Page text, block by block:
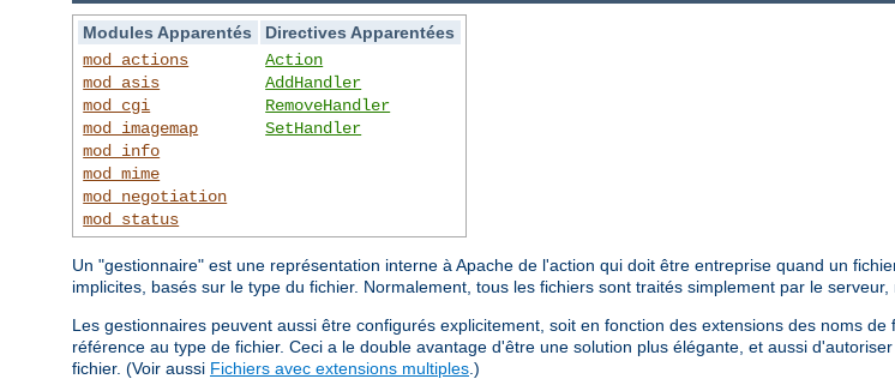
Modules Apparentés
Directives Apparentées
mod_actions
mod_asis
mod_cgi
mod_imagemap
mod_info
mod_mime
mod_negotiation
mod_status
Action
AddHandler
RemoveHandler
SetHandler
Un "gestionnaire" est une représentation interne à Apache de l'action qui doit être entreprise quand un
implicites, basés sur le type du fichier. Normalement, tous les fichiers sont traités simplement par le
Les gestionnaires peuvent aussi être configurés explicitement, soit en fonction des extensions des noms
référence au type de fichier. Ceci a le double avantage d'être une solution plus élégante, et aussi
fichier. (Voir aussi Fichiers avec extensions multiples .)